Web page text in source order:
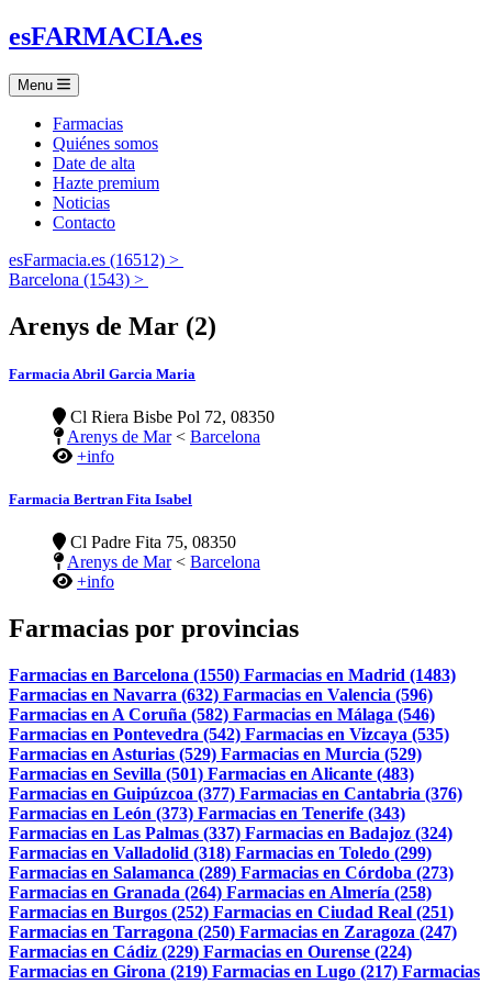
esFARMACIA.es
Menu
Farmacias
Quiénes somos
Date de alta
Hazte premium
Noticias
Contacto
esFarmacia.es (16512) >
Barcelona (1543) >
Arenys de Mar (2)
Farmacia Abril Garcia Maria
Cl Riera Bisbe Pol 72, 08350
Arenys de Mar< Barcelona
+info
Farmacia Bertran Fita Isabel
Cl Padre Fita 75, 08350
Arenys de Mar< Barcelona
+info
Farmacias por provincias
Farmacias en Barcelona (1550) Farmacias en Madrid (1483)
Farmacias en Navarra (632) Farmacias en Valencia (596)
Farmacias en A Coruña (582) Farmacias en Málaga (546)
Farmacias en Pontevedra (542) Farmacias en Vizcaya (535)
Farmacias en Asturias (529) Farmacias en Murcia (529)
Farmacias en Sevilla (501) Farmacias en Alicante (483)
Farmacias en Guipúzcoa (377) Farmacias en Cantabria (376)
Farmacias en León (373) Farmacias en Tenerife (343)
Farmacias en Las Palmas (337) Farmacias en Badajoz (324)
Farmacias en Valladolid (318) Farmacias en Toledo (299)
Farmacias en Salamanca (289) Farmacias en Córdoba (273)
Farmacias en Granada (264) Farmacias en Almería (258)
Farmacias en Burgos (252) Farmacias en Ciudad Real (251)
Farmacias en Tarragona (250) Farmacias en Zaragoza (247)
Farmacias en Cádiz (229) Farmacias en Ourense (224)
Farmacias en Girona (219) Farmacias en Lugo (217) Farmacias